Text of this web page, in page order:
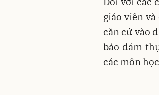
giáo viên
căn cứ vào
bảo đảm
các môn